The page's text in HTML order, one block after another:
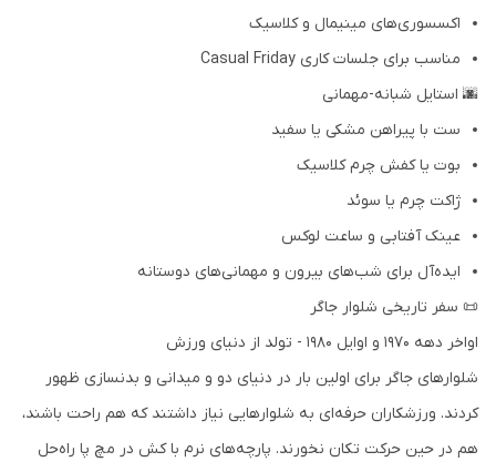
اکسسوری‌های مینیمال و کلاسیک
مناسب برای جلسات کاری Casual Friday
🌆 استایل شبانه-مهمانی
ست با پیراهن مشکی یا سفید
بوت یا کفش چرم کلاسیک
ژاکت چرم یا سوئد
عینک آفتابی و ساعت لوکس
ایده‌آل برای شب‌های بیرون و مهمانی‌های دوستانه
📜 سفر تاریخی شلوار جاگر
اواخر دهه 1970 و اوایل 1980 - تولد از دنیای ورزش
شلوارهای جاگر برای اولین بار در دنیای دو و میدانی و بدنسازی ظهور
کردند. ورزشکاران حرفه‌ای به شلوارهایی نیاز داشتند که هم راحت باشند،
هم در حین حرکت تکان نخورند. پارچه‌های نرم با کش در مچ پا راه‌حل